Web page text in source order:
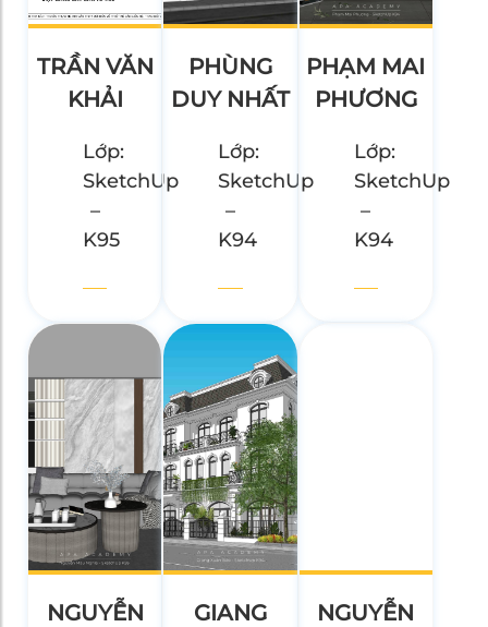
TRẦN VĂN
KHẢI
Lớp:
SketchUp
–
K95
PHÙNG
DUY NHẤT
Lớp:
SketchUp
–
K94
PHẠM MAI
PHƯƠNG
Lớp:
SketchUp
–
K94
NGUYỄN
GIANG
NGUYỄN